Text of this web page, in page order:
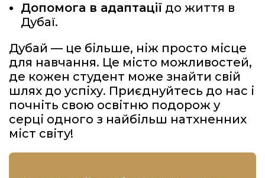
Допомога в адаптації до життя в
Дубаї.
Дубай — це більше, ніж просто місце
для навчання. Це місто можливостей,
де кожен студент може знайти свій
шлях до успіху. Приєднуйтесь до нас і
почніть свою освітню подорож у
серці одного з найбільш натхненних
міст світу!